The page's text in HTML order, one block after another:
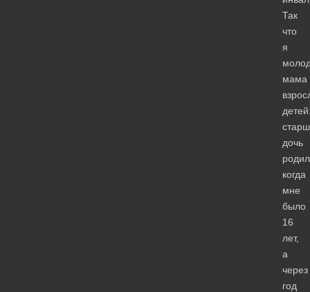
Так
что
я
мама
дочь
когда
мне
было
16
лет,
а
через
год